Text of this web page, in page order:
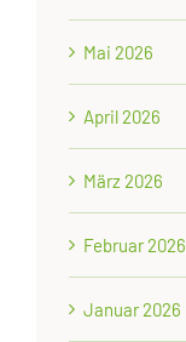
Mai 2026
April 2026
März 2026
Februar 2026
Januar 2026